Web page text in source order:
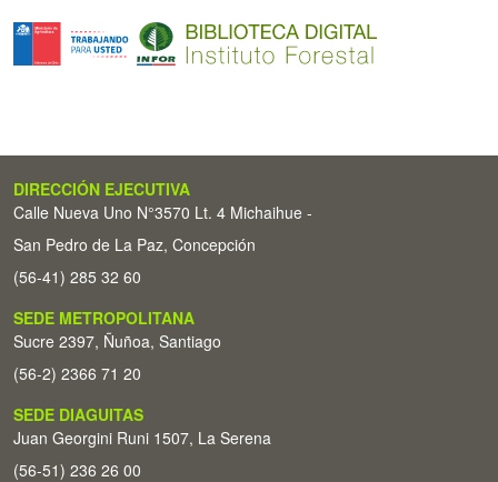
DIRECCIÓN EJECUTIVA
Calle Nueva Uno N°3570 Lt. 4 Michaihue -
San Pedro de La Paz, Concepción
(56-41) 285 32 60
SEDE METROPOLITANA
Sucre 2397, Ñuñoa, Santiago
(56-2) 2366 71 20
SEDE DIAGUITAS
Juan Georgini Runi 1507, La Serena
(56-51) 236 26 00